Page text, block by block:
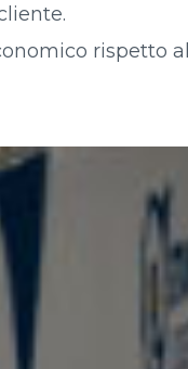
rispetto